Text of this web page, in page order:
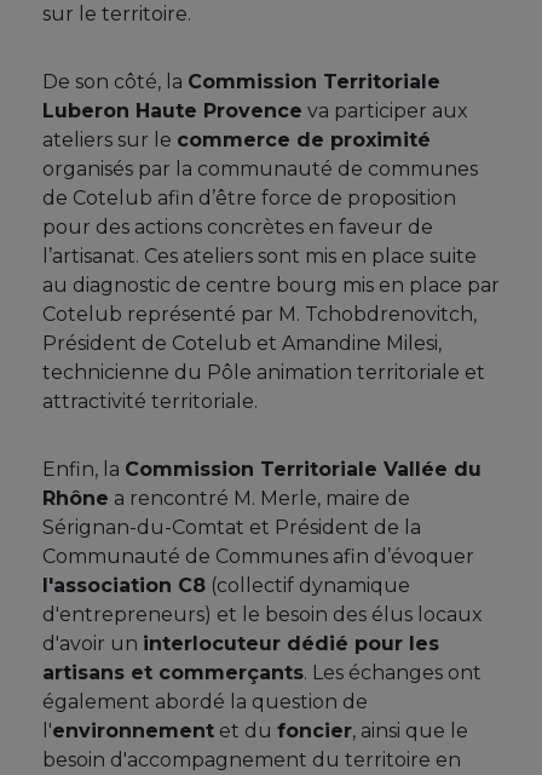
sur le territoire.
De son côté, la Commission Territoriale
Luberon Haute Provence va participer aux
ateliers sur le commerce de proximité
organisés par la communauté de communes
de Cotelub afin d’être force de proposition
pour des actions concrètes en faveur de
l’artisanat. Ces ateliers sont mis en place suite
au diagnostic de centre bourg mis en place par
Cotelub représenté par M. Tchobdrenovitch,
Président de Cotelub et Amandine Milesi,
technicienne du Pôle animation territoriale et
attractivité territoriale.
Enfin, la Commission Territoriale Vallée du
Rhône a rencontré M. Merle, maire de
Sérignan-du-Comtat et Président de la
Communauté de Communes afin d’évoquer
l'association C8 (collectif dynamique
d'entrepreneurs) et le besoin des élus locaux
d'avoir un interlocuteur dédié pour les
artisans et commerçants. Les échanges ont
également abordé la question de
l'environnement et du foncier, ainsi que le
besoin d'accompagnement du territoire en